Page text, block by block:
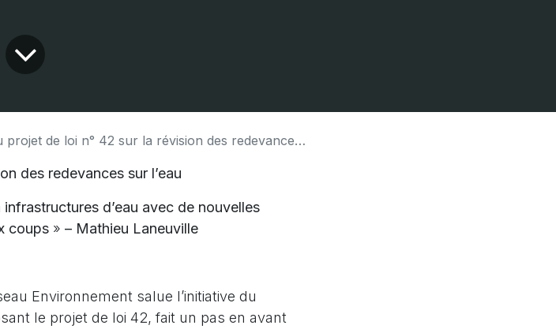
de loi n° 42 sur la révision des redevances sur l’eau
des redevances sur l’eau
d’eau avec de nouvelles
coups » – Mathieu Laneuville
Environnement salue l’initiative du
le projet de loi 42, fait un pas en avant